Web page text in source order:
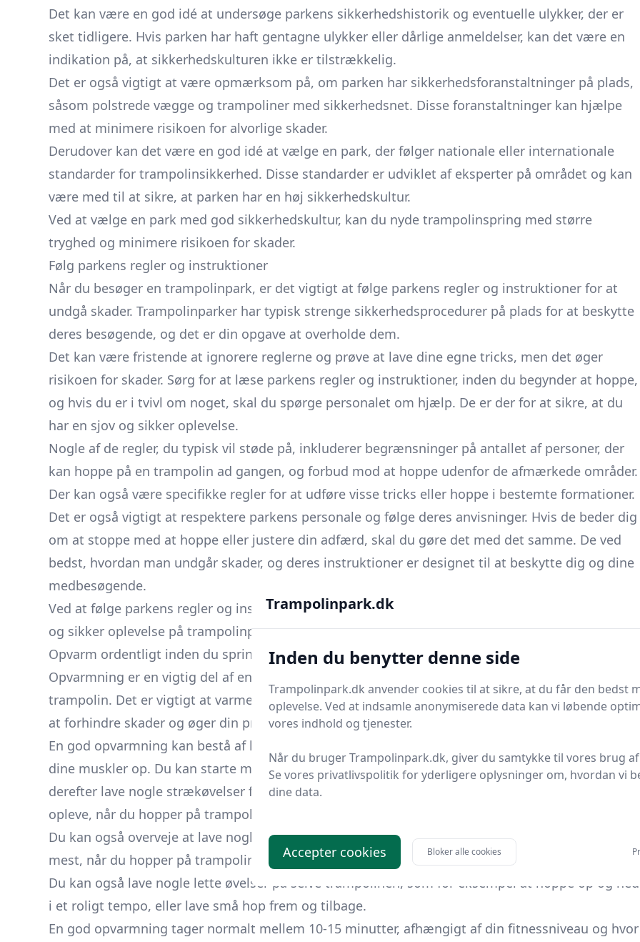
Det kan være en god idé at undersøge parkens sikkerhedshistorik og eventuelle ulykker, der er
sket tidligere. Hvis parken har haft gentagne ulykker eller dårlige anmeldelser, kan det være en
indikation på, at sikkerhedskulturen ikke er tilstrækkelig.
Det er også vigtigt at være opmærksom på, om parken har sikkerhedsforanstaltninger på plads,
såsom polstrede vægge og trampoliner med sikkerhedsnet. Disse foranstaltninger kan hjælpe
med at minimere risikoen for alvorlige skader.
Derudover kan det være en god idé at vælge en park, der følger nationale eller internationale
standarder for trampolinsikkerhed. Disse standarder er udviklet af eksperter på området og kan
være med til at sikre, at parken har en høj sikkerhedskultur.
Ved at vælge en park med god sikkerhedskultur, kan du nyde trampolinspring med større
tryghed og minimere risikoen for skader.
Følg parkens regler og instruktioner
Når du besøger en trampolinpark, er det vigtigt at følge parkens regler og instruktioner for at
undgå skader. Trampolinparker har typisk strenge sikkerhedsprocedurer på plads for at beskytte
deres besøgende, og det er din opgave at overholde dem.
Det kan være fristende at ignorere reglerne og prøve at lave dine egne tricks, men det øger
risikoen for skader. Sørg for at læse parkens regler og instruktioner, inden du begynder at hoppe,
og hvis du er i tvivl om noget, skal du spørge personalet om hjælp. De er der for at sikre, at du
har en sjov og sikker oplevelse.
Nogle af de regler, du typisk vil støde på, inkluderer begrænsninger på antallet af personer, der
kan hoppe på en trampolin ad gangen, og forbud mod at hoppe udenfor de afmærkede områder.
Der kan også være specifikke regler for at udføre visse tricks eller hoppe i bestemte formationer.
Det er også vigtigt at respektere parkens personale og følge deres anvisninger. Hvis de beder dig
om at stoppe med at hoppe eller justere din adfærd, skal du gøre det med det samme. De ved
bedst, hvordan man undgår skader, og deres instruktioner er designet til at beskytte dig og dine
medbesøgende.
Ved at følge parkens regler og instruktioner kan du minimere risikoen for skader og sikre en sjov
og sikker oplevelse på trampolinparken.
Opvarm ordentligt inden du springer
Opvarmning er en vigtig del af enhver træning, og det gælder også, når du skal hoppe på en
trampolin. Det er vigtigt at varme op ordentligt inden du begynder at hoppe, da det hjælper med
at forhindre skader og øger din præstationsevne.
En god opvarmning kan bestå af lette øvelser, der får blodet til at løbe rundt i kroppen og varmer
dine muskler op. Du kan starte med at tage nogle lette løbetrin på stedet for at øge pulsen og
derefter lave nogle strækøvelser for at forberede dine muskler og led på de belastninger, de vil
opleve, når du hopper på trampolinen.
Du kan også overveje at lave nogle øvelser, der fokuserer specifikt på de muskler, du bruger
mest, når du hopper på trampolinen. Det kan være øvelser som squats, lunges og hop på stedet.
Du kan også lave nogle lette øvelser på selve trampolinen, som for eksempel at hoppe op og ned
i et roligt tempo, eller lave små hop frem og tilbage.
En god opvarmning tager normalt mellem 10-15 minutter, afhængigt af din fitnessniveau og hvor
Trampolinpark.dk
Inden du benytter denne side
Trampolinpark.dk anvender cookies til at sikre, at du får den bedst
oplevelse. Ved at indsamle anonymiserede data kan vi løbende
vores indhold og tjenester.
Når du bruger Trampolinpark.dk, giver du samtykke til vores brug
Se vores privatlivspolitik for yderligere oplysninger om, hvordan vi
dine data.
Accepter cookies Bloker alle cookies